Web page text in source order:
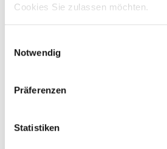
Cookies Sie zulassen möchten.
Notwendig
Präferenzen
Statistiken
Abteilung Presse- und
Räther
Eine darüber hinausgehende
insbesondere kommerzieller Art -